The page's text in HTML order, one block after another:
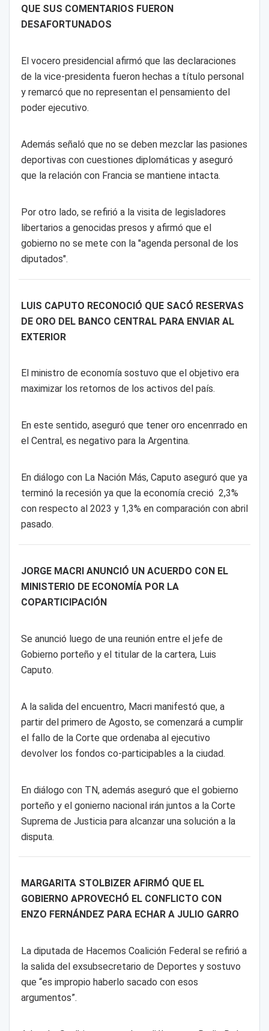
QUE SUS COMENTARIOS FUERON
DESAFORTUNADOS
El vocero presidencial afirmó que las declaraciones
de la vice-presidenta fueron hechas a título personal
y remarcó que no representan el pensamiento del
poder ejecutivo.
Además señaló que no se deben mezclar las pasiones
deportivas con cuestiones diplomáticas y aseguró
que la relación con Francia se mantiene intacta.
Por otro lado, se refirió a la visita de legisladores
libertarios a genocidas presos y afirmó que el
gobierno no se mete con la "agenda personal de los
diputados".
LUIS CAPUTO RECONOCIÓ QUE SACÓ RESERVAS
DE ORO DEL BANCO CENTRAL PARA ENVIAR AL
EXTERIOR
El ministro de economía sostuvo que el objetivo era
maximizar los retornos de los activos del país.
En este sentido, aseguró que tener oro encenrrado en
el Central, es negativo para la Argentina.
En diálogo con La Nación Más, Caputo aseguró que ya
terminó la recesión ya que la economía creció 2,3%
con respecto al 2023 y 1,3% en comparación con abril
pasado.
JORGE MACRI ANUNCIÓ UN ACUERDO CON EL
MINISTERIO DE ECONOMÍA POR LA
COPARTICIPACIÓN
Se anunció luego de una reunión entre el jefe de
Gobierno porteño y el titular de la cartera, Luis
Caputo.
A la salida del encuentro, Macri manifestó que, a
partir del primero de Agosto, se comenzará a cumplir
el fallo de la Corte que ordenaba al ejecutivo
devolver los fondos co-participables a la ciudad.
En diálogo con TN, además aseguró que el gobierno
porteño y el gonierno nacional irán juntos a la Corte
Suprema de Justicia para alcanzar una solución a la
disputa.
MARGARITA STOLBIZER AFIRMÓ QUE EL
GOBIERNO APROVECHÓ EL CONFLICTO CON
ENZO FERNÁNDEZ PARA ECHAR A JULIO GARRO
La diputada de Hacemos Coalición Federal se refirió a
la salida del exsubsecretario de Deportes y sostuvo
que “es impropio haberlo sacado con esos
argumentos”.